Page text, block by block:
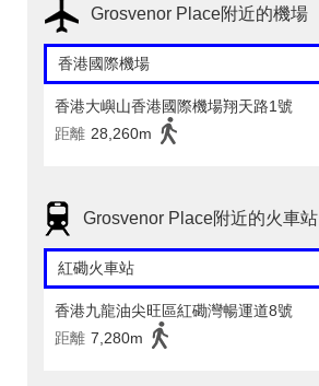
Grosvenor Place附近的機場
香港國際機場
香港大嶼山香港國際機場翔天路1號
距離 28,260m
Grosvenor Place附近的火車站
紅磡火車站
香港九龍油尖旺區紅磡灣暢運道8號
距離 7,280m